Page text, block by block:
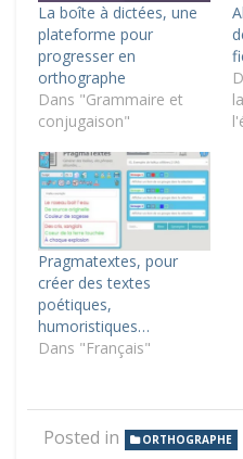
La boîte à dictées, une
plateforme pour
progresser en
orthographe
Dans "Grammaire et
conjugaison"
Pragmatextes, pour
créer des textes
poétiques,
humoristiques…
Dans "Français"
Posted in ORTHOGRAPHE